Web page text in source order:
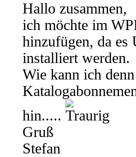
Hallo zusammen,
ich möchte im
hinzufügen, da es
installiert werden.
Wie kann ich
hin.....
Gruß
Stefan